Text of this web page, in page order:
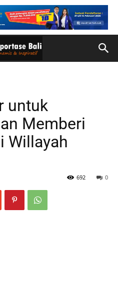
untuk
Memberi
Willayah
0
692